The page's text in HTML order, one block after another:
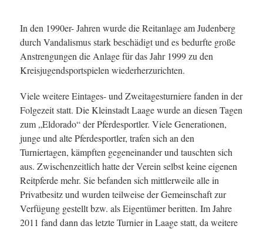
In den 1990er- Jahren wurde die Reitanlage am Judenberg
durch Vandalismus stark beschädigt und es bedurfte große
Anstrengungen die Anlage für das Jahr 1999 zu den
Kreisjugendsportspielen wiederherzurichten.
Viele weitere Eintages- und Zweitagesturniere fanden in der
Folgezeit statt. Die Kleinstadt Laage wurde an diesen Tagen
zum „Eldorado“ der Pferdesportler. Viele Generationen,
junge und alte Pferdesportler, trafen sich an den
Turniertagen, kämpften gegeneinander und tauschten sich
aus. Zwischenzeitlich hatte der Verein selbst keine eigenen
Reitpferde mehr. Sie befanden sich mittlerweile alle in
Privatbesitz und wurden teilweise der Gemeinschaft zur
Verfügung gestellt bzw. als Eigentümer beritten. Im Jahre
2011 fand dann das letzte Turnier in Laage statt, da weitere